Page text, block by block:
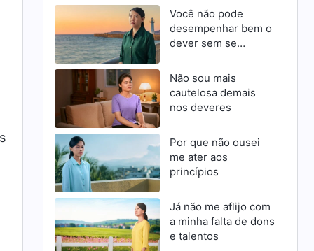
verdade
Você não pode
desempenhar bem o
dever sem se
progredir
Não sou mais
cautelosa demais
nos deveres
Por que não ousei
me ater aos
princípios
Já não me aflijo com
a minha falta de dons
e talentos